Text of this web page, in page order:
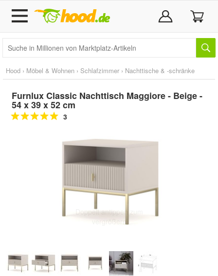
Hood › Möbel & Wohnen › Schlafzimmer › Nachttische & -schränke
Furnlux Classic Nachttisch Maggiore - Beige -
54 x 39 x 52 cm
3
Doppelt antippen zum
vergrößern